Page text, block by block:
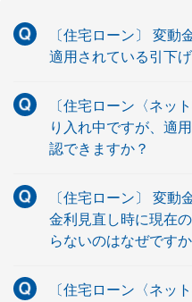
〔住宅ローン〕 変動
適用されている引下
〔住宅ローン〈ネッ
り入れ中ですが、適
認できますか？
〔住宅ローン〕 変動
金利見直し時に現在
らないのはなぜですか
〔住宅ローン〈ネッ